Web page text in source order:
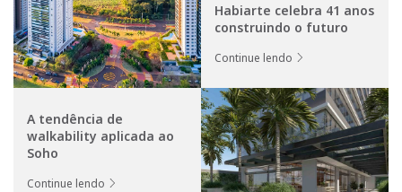
Habiarte celebra 41 anos
construindo o futuro
Continue lendo
A tendência de
walkability aplicada ao
Soho
Continue lendo